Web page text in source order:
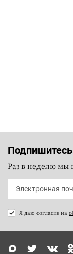
Раз в неделю мы
Я даю согласие на